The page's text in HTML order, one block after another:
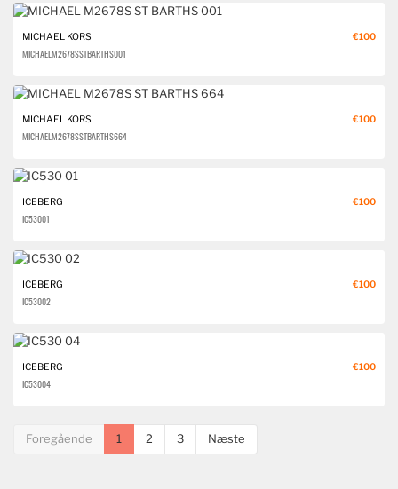
€100
MICHAEL KORS
MICHAEL M2678S ST BARTHS 001
€100
MICHAEL KORS
MICHAEL M2678S ST BARTHS 664
€100
ICEBERG
IC530 01
€100
ICEBERG
IC530 02
€100
ICEBERG
IC530 04
Foregående 1 2 3 Næste